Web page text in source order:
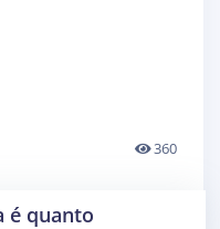
360
é quanto